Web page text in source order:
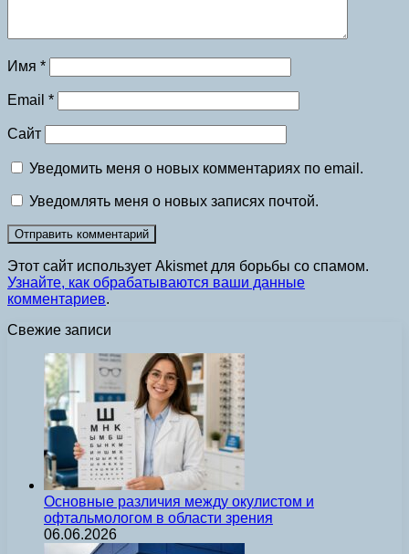
Имя *
Email *
Сайт
Уведомить меня о новых комментариях по email.
Уведомлять меня о новых записях почтой.
Этот сайт использует Akismet для борьбы со спамом.
Узнайте, как обрабатываются ваши данные
комментариев.
Свежие записи
Основные различия между окулистом и
офтальмологом в области зрения
06.06.2026